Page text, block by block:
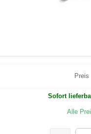
Preis
Sofort
Alle